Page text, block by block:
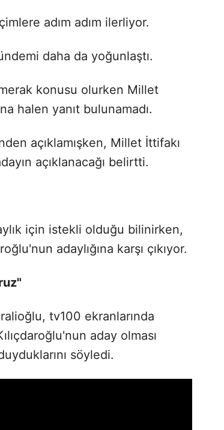
adım adım ilerliyor.
daha da yoğunlaştı.
konusu olurken Millet
halen yanıt bulunamadı.
açıklamışken, Millet İttifakı
açıklanacağı belirtti.
için istekli olduğu bilinirken,
adaylığına karşı çıkıyor.
tv100 ekranlarında
aday olması
söyledi.